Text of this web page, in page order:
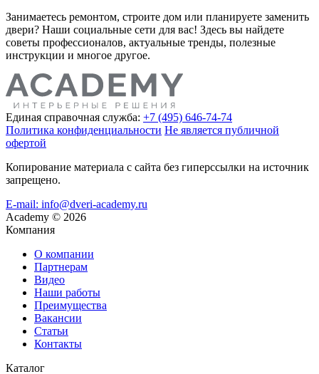
Занимаетесь ремонтом, строите дом или планируете заменить
двери? Наши социальные сети для вас! Здесь вы найдете
советы профессионалов, актуальные тренды, полезные
инструкции и многое другое.
Единая справочная служба: +7 (495) 646-74-74
Политика конфиденциальности Не является публичной
офертой
Копирование материала с сайта без гиперссылки на источник
запрещено.
E-mail: info@dveri-academy.ru
Academy © 2026
Компания
О компании
Партнерам
Видео
Наши работы
Преимущества
Вакансии
Статьи
Контакты
Каталог